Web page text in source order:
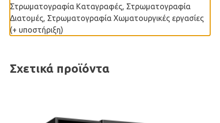
Στρωματογραφία Καταγραφές, Στρωματογραφία
Διατομές, Στρωματογραφία Χωματουργικές εργασίες
(+ υποστήριξη)
Σχετικά προϊόντα